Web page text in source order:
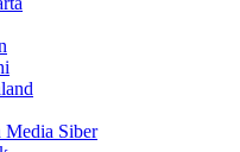
Media Siber